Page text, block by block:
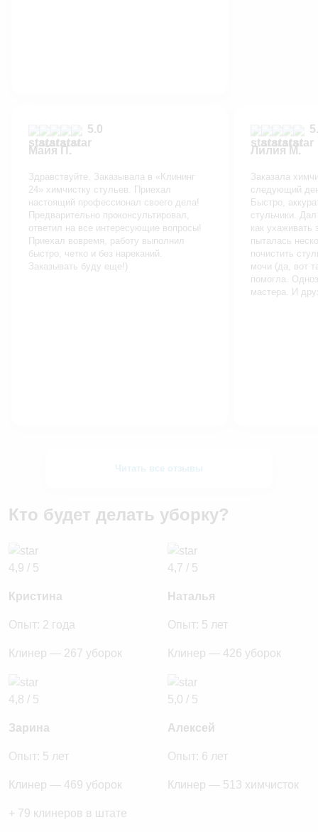
5.0
Майя П.
Здравствуйте. Заказывала в «Клининг
24» химчистку стульев. Приехал
настоящий профессионал своего дела!
Предварительно проконсультировал,
ответил на все интересующие вопросы!
Приехал вовремя, работу выполнил
быстро, четко и без нареканий.
Заказывать буду еще!)
Лилия М.
Заказала
следующий
Быстро,
стульчики.
как
пыталась
почистить
мочи (да, вот
помогла.
мастера. И
Читать все отзывы
Кто будет делать уборку?
4,9 / 5
Кристина
Опыт: 2 года
Клинер — 267 уборок
4,7 / 5
Наталья
Опыт: 5 лет
Клинер — 426 уборок
4,8 / 5
Зарина
Опыт: 5 лет
Клинер — 469 уборок
5,0 / 5
Алексей
Опыт: 6 лет
Клинер — 513 химчисток
+ 79 клинеров в штате